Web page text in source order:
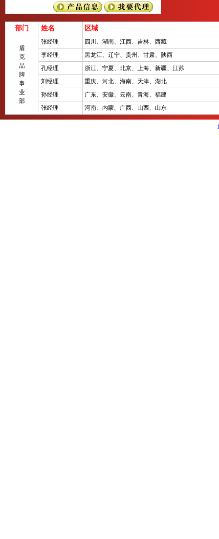
部门 姓名 区域
盾
克
品
牌
事
业
部
张经理
四川、湖南、江西、吉林、西藏
李经理
黑龙江、辽宁、贵州、甘肃、陕西
孔经理
浙江、宁夏、北京、上海、新疆、江苏
刘经理
重庆、河北、海南、天津、湖北
孙经理
广东、安徽、云南、青海、福建
张经理
河南、内蒙、广西、山西、山东